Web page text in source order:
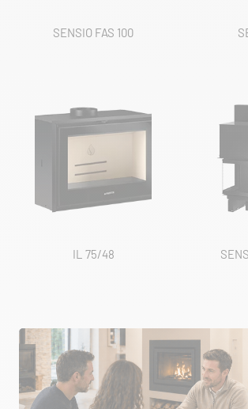
SENSIO FAS 100
IL 75/48